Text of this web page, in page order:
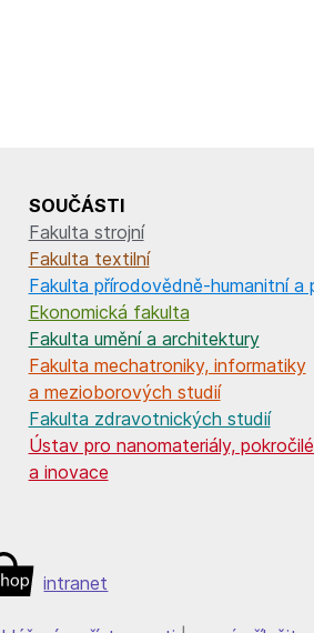
SOUČÁSTI
Fakulta strojní
Fakulta textilní
Fakulta přírodovědně-humanitní a
Ekonomická fakulta
Fakulta umění a architektury
Fakulta mechatroniky, informatiky
a mezioborových studií
Fakulta zdravotnických studií
Ústav pro nanomateriály,
a inovace
intranet